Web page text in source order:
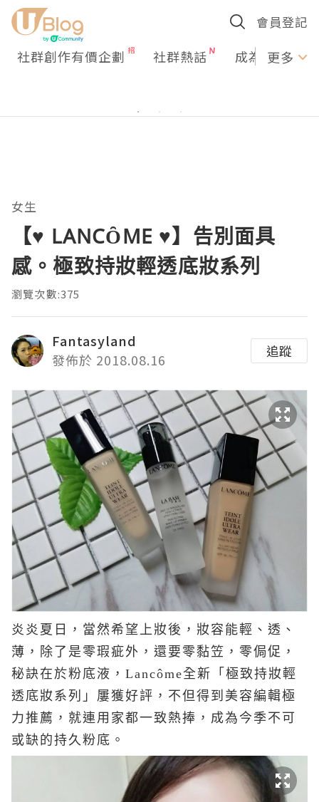
會員登記
社群創作有價企劃 社群熱話 成為U更多
女生
【♥ LANCȎME ♥】告別面具
感。極致持妝輕透底妝系列
瀏覽次數:375
Fantasyland
發佈於 2018.08.16
追蹤
炎炎夏日，當然希望上妝後，妝容能輕、透、
薄，除了是零瑕疵外，還要零黏笠，零侷促，
秘訣在於粉底液，Lancôme全新「極致持妝輕
透底妝系列」屢獲好評，不但得到美容編輯極
力推薦，就連用家都一致熱捧，成為今季不可
或缺的持久粉底。